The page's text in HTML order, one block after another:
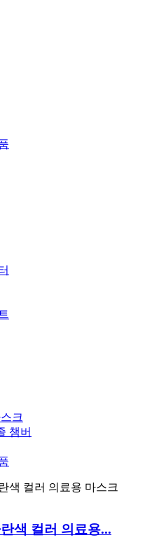
크
챔버
색 컬러 의료용...